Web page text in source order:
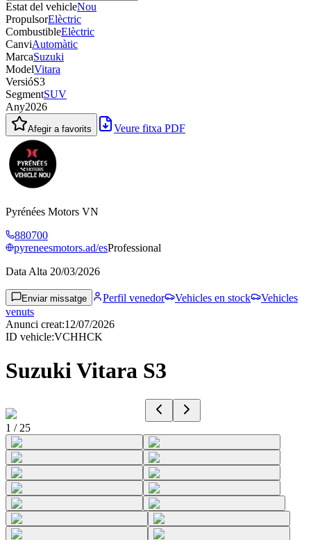
Estat del vehicleNou
PropulsorElèctric
CombustibleElèctric
CanviAutomàtic
MarcaSuzuki
ModelVitara
VersióS3
SegmentSUV
Any2026
Afegir a favorits Veure fitxa PDF
Pyrénées Motors VN
880700
pyreneesmotors.ad/esProfessional
Data Alta 20/03/2026
Enviar missatge Perfil venedor Vehicles en stock
Vehicles
venuts
Anunci creat:12/07/2026
ID vehicle:VCHHCK
Suzuki Vitara S3
1 / 25